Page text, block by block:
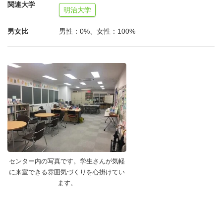
「こんなボランティアイベントやってみたいな」「過去に
やったこんなイベントを少し変えたら楽しそう！」
その気持ちと意欲を求めています。
一緒にボランティアをしたい大学生をサポートしません
関連大学
明治大学
男女比 男性：0%、女性：100%
センター内の写真です。学生さんが気軽
に来室できる雰囲気づくりを心掛けてい
ます。